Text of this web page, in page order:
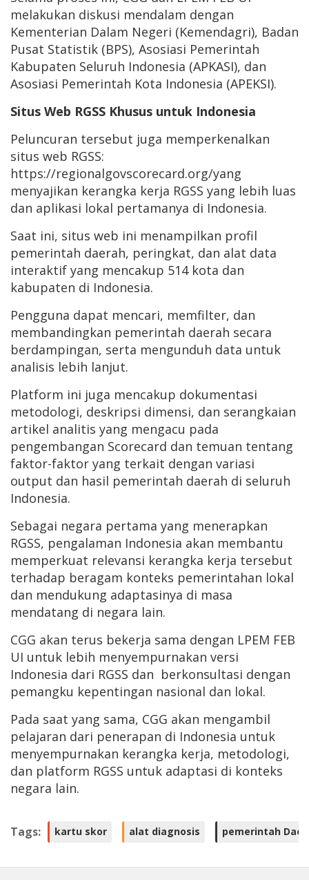
melakukan diskusi mendalam dengan
Kementerian Dalam Negeri (Kemendagri), Badan
Pusat Statistik (BPS), Asosiasi Pemerintah
Kabupaten Seluruh Indonesia (APKASI), dan
Asosiasi Pemerintah Kota Indonesia (APEKSI).
Situs Web RGSS Khusus untuk Indonesia
Peluncuran tersebut juga memperkenalkan
situs web RGSS:
https://regionalgovscorecard.org/yang
menyajikan kerangka kerja RGSS yang lebih luas
dan aplikasi lokal pertamanya di Indonesia.
Saat ini, situs web ini menampilkan profil
pemerintah daerah, peringkat, dan alat data
interaktif yang mencakup 514 kota dan
kabupaten di Indonesia.
Pengguna dapat mencari, memfilter, dan
membandingkan pemerintah daerah secara
berdampingan, serta mengunduh data untuk
analisis lebih lanjut.
Platform ini juga mencakup dokumentasi
metodologi, deskripsi dimensi, dan serangkaian
artikel analitis yang mengacu pada
pengembangan Scorecard dan temuan tentang
faktor-faktor yang terkait dengan variasi
output dan hasil pemerintah daerah di seluruh
Indonesia.
Sebagai negara pertama yang menerapkan
RGSS, pengalaman Indonesia akan membantu
memperkuat relevansi kerangka kerja tersebut
terhadap beragam konteks pemerintahan lokal
dan mendukung adaptasinya di masa
mendatang di negara lain.
CGG akan terus bekerja sama dengan LPEM FEB
UI untuk lebih menyempurnakan versi
Indonesia dari RGSS dan berkonsultasi dengan
pemangku kepentingan nasional dan lokal.
Pada saat yang sama, CGG akan mengambil
pelajaran dari penerapan di Indonesia untuk
menyempurnakan kerangka kerja, metodologi,
dan platform RGSS untuk adaptasi di konteks
negara lain.
Tags: kartu skor alat diagnosis pemerintah